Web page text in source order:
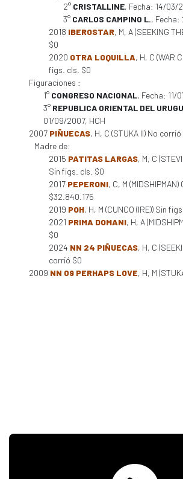
2° CRISTALLINE, Fecha: 14/03/
3° CARLOS CAMPINO L.,
2018 IBEROSTAR, M, A (SEEKING
$0
2020 OTRA LOQUILLA, H, C (WAR
figs. cls. $0
Figuraciones :
1° CONGRESO NACIONAL, Fecha: 11/
3° REPUBLICA ORIENTAL DEL
01/09/2007, HCH
2007 PIÑUECAS, H, C (STUKA II) No
Madre de:
2015 PATITAS LARGAS, M, C
Sin figs. cls. $0
2017 PEPERONI, C, M (MIDSHIPMAN)
$32.840.175
2019 POH, H, M (CUNCO (IRE)) Sin
2021 PRIMA DOMANI, H, A
$0
2024 NN 24 PIÑUECAS, H, C
corrió $0
2009 NN 09 PERHAPS LOVE, H, M